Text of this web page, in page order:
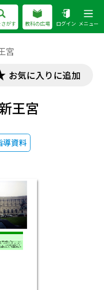
がす 教科の広場 ログイン メニュー
宮
お気に入りに追加
王宮
導資料